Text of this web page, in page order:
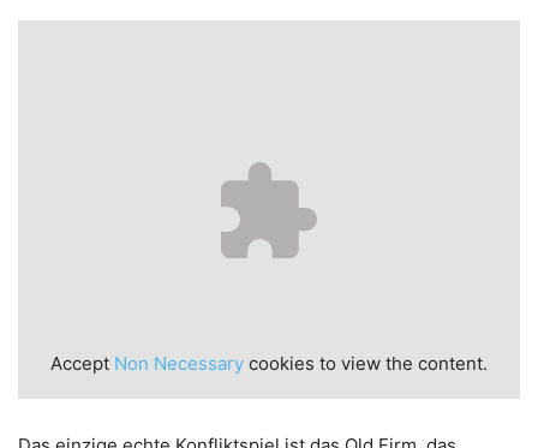
Accept Non Necessary cookies to view the content.